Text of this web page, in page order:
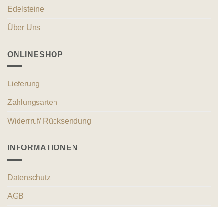
Edelsteine
Über Uns
ONLINESHOP
Lieferung
Zahlungsarten
Widerrruf/ Rücksendung
INFORMATIONEN
Datenschutz
AGB